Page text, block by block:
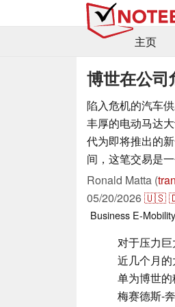
主页
博世在公司
陷入危机的汽车
丰厚的电动马达
代为即将推出的
间，这笔交易是一
Ronald Matta (
05/20/2026🇺🇸
Business E-Mobility
对于压力
近几个月
单为博世的
梅赛德斯-